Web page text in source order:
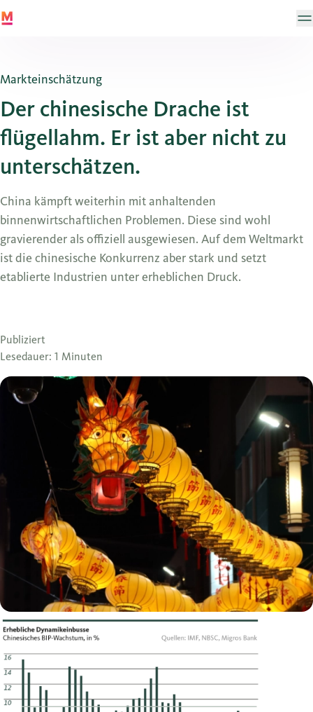
Markteinschätzung
Der chinesische Drache ist
flügellahm. Er ist aber nicht zu
unterschätzen.
China kämpft weiterhin mit anhaltenden
binnenwirtschaftlichen Problemen. Diese sind wohl
gravierender als offiziell ausgewiesen. Auf dem Weltmarkt
ist die chinesische Konkurrenz aber stark und setzt
etablierte Industrien unter erheblichen Druck.
Publiziert
Lesedauer: 1 Minuten